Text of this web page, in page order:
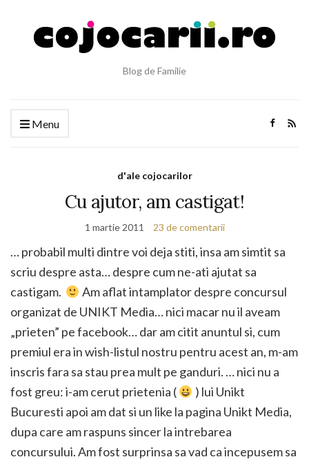
Blog de Familie
Menu
d'ale cojocarilor
Cu ajutor, am castigat!
1 martie 2011 23 de comentarii
… probabil multi dintre voi deja stiti, insa am simtit sa
scriu despre asta… despre cum ne-ati ajutat sa
castigam.
Am aflat intamplator despre concursul
organizat de UNIKT Media… nici macar nu il aveam
„prieten” pe facebook… dar am citit anuntul si, cum
premiul era in wish-listul nostru pentru acest an, m-am
inscris fara sa stau prea mult pe ganduri. … nici nu a
fost greu: i-am cerut prietenia (
) lui Unikt
Bucuresti apoi am dat si un like la pagina Unikt Media,
dupa care am raspuns sincer la intrebarea
concursului. Am fost surprinsa sa vad ca incepusem sa